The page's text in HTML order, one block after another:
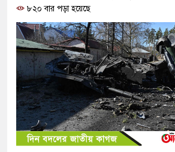
৮২০ বার পড়া হয়েছে